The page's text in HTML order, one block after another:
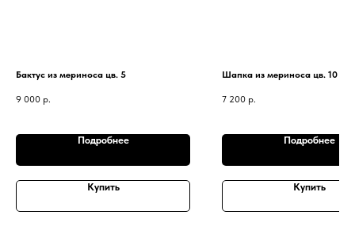
Бактус из мериноса цв. 5
9 000 р.
Подробнее
Купить
Шапка из мериноса цв. 10
7 200 р.
Подробнее
Купить